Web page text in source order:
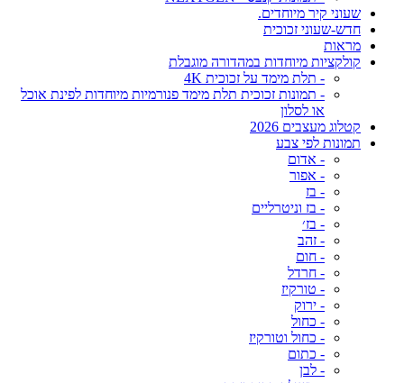
שעוני קיר מיוחדים.
חדש-שעוני זכוכית
מראות
קולקציות מיוחדות במהדורה מוגבלת
- תלת מימד על זכוכית 4K
- תמונות זכוכית תלת מימד פנורמיות מיוחדות לפינת אוכל
או לסלון
קטלוג מעצבים 2026
תמונות לפי צבע
- אדום
- אפור
- בז
- בז וניטרליים
- בז׳
- זהב
- חום
- חרדל
- טורקיז
- ירוק
- כחול
- כחול וטורקיז
- כתום
- לבן